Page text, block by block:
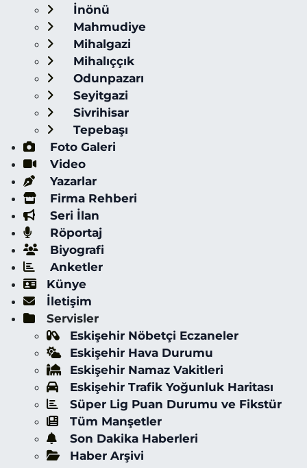
İnönü
Mahmudiye
Mihalgazi
Mihalıççık
Odunpazarı
Seyitgazi
Sivrihisar
Tepebaşı
Foto Galeri
Video
Yazarlar
Firma Rehberi
Seri İlan
Röportaj
Biyografi
Anketler
Künye
İletişim
Servisler
Eskişehir Nöbetçi Eczaneler
Eskişehir Hava Durumu
Eskişehir Namaz Vakitleri
Eskişehir Trafik Yoğunluk Haritası
Süper Lig Puan Durumu ve Fikstür
Tüm Manşetler
Son Dakika Haberleri
Haber Arşivi